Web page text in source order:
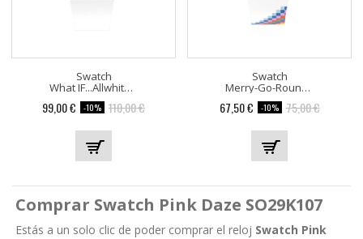
Swatch
What IF...Allwhite? SO34W700
Precio
99,00 € Precio
base
-10% 110,00 €
Swatch
Merry-Go-Round Squares...
Precio
67,50 € Precio
base
-10% 75,00 €
Comprar Swatch Pink Daze SO29K107
Estás a un solo clic de poder comprar el reloj Swatch Pink